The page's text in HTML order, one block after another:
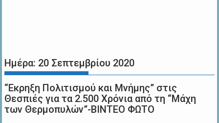
Ημέρα: 20 Σεπτεμβρίου 2020
“Εκρηξη Πολιτισμού και Μνήμης” στις
Θεσπιές για τα 2.500 Χρόνια από τη “Μάχη
των Θερμοπυλών”-ΒΙΝΤΕΟ ΦΩΤΟ